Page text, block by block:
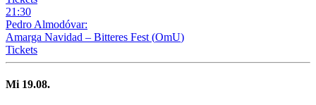
21 :30
Pedro Almodóvar:
Amarga Navidad – Bitteres Fest (OmU)
Tickets
Mi 19.08.